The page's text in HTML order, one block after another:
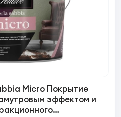
Micro Покрытие
эффектом и